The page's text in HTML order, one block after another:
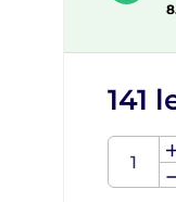
141